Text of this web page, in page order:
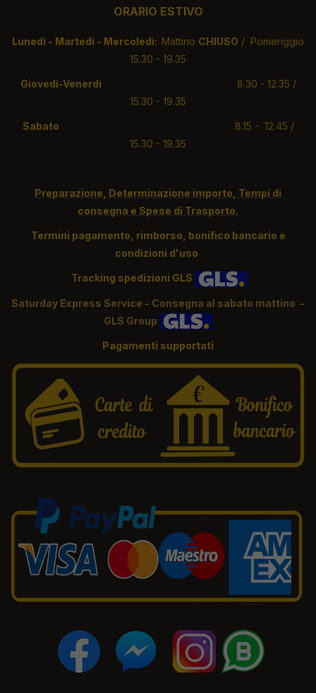
ORARIO ESTIVO
Lunedì - Martedi - Mercoledì: Mattino CHIUSO / Pomeriggio
15.30 - 19.35
Giovedì-Venerdì 8.30 - 12.35 /
15.30 - 19.35
Sabato 8.15 - 12.45 /
15.30 - 19.35
Preparazione, Determinazione importo, Tempi di
consegna e Spese di Trasporto.
Termini pagamento, rimborso, bonifico bancario e
condizioni d'uso
Tracking spedizioni GLS
Saturday Express Service - Consegna al sabato mattino -
GLS Group
Pagamenti supportati